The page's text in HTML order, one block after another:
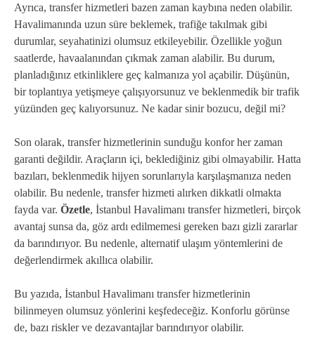
Ayrıca, transfer hizmetleri bazen zaman kaybına neden olabilir.
Havalimanında uzun süre beklemek, trafiğe takılmak gibi
durumlar, seyahatinizi olumsuz etkileyebilir. Özellikle yoğun
saatlerde, havaalanından çıkmak zaman alabilir. Bu durum,
planladığınız etkinliklere geç kalmanıza yol açabilir. Düşünün,
bir toplantıya yetişmeye çalışıyorsunuz ve beklenmedik bir trafik
yüzünden geç kalıyorsunuz. Ne kadar sinir bozucu, değil mi?
Son olarak, transfer hizmetlerinin sunduğu konfor her zaman
garanti değildir. Araçların içi, beklediğiniz gibi olmayabilir. Hatta
bazıları, beklenmedik hijyen sorunlarıyla karşılaşmanıza neden
olabilir. Bu nedenle, transfer hizmeti alırken dikkatli olmakta
fayda var. Özetle, İstanbul Havalimanı transfer hizmetleri, birçok
avantaj sunsa da, göz ardı edilmemesi gereken bazı gizli zararlar
da barındırıyor. Bu nedenle, alternatif ulaşım yöntemlerini de
değerlendirmek akıllıca olabilir.
Bu yazıda, İstanbul Havalimanı transfer hizmetlerinin
bilinmeyen olumsuz yönlerini keşfedeceğiz. Konforlu görünse
de, bazı riskler ve dezavantajlar barındırıyor olabilir.